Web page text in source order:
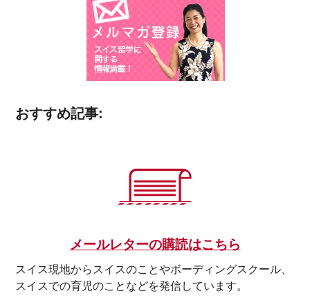
おすすめ記事:
メールレターの購読はこちら
スイス現地からスイスのことやボーディングスクール、
スイスでの育児のことなどを発信しています。